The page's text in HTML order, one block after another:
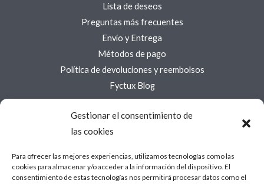
Gestionar el consentimiento de
las cookies
Para ofrecer las mejores experiencias, utilizamos tecnologías como las
cookies para almacenar y/o acceder a la información del dispositivo. El
consentimiento de estas tecnologías nos permitirá procesar datos como el
Lista de deseos
Preguntas más frecuentes
Envío y Entrega
Métodos de pago
Política de devoluciones y reembolsos
Fyctux Blog
Acerca de Fyctux
Contáctanos
Política de cookies (UE)